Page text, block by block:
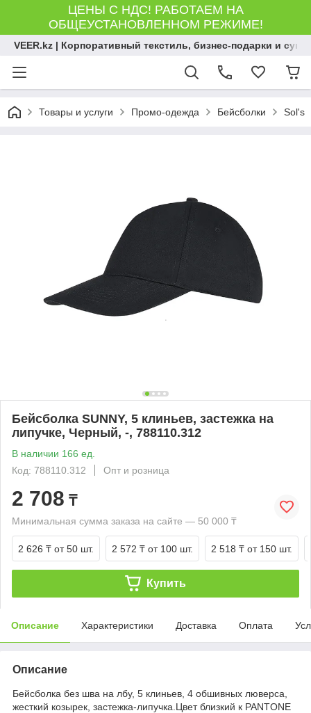
ЦЕНЫ С НДС! РАБОТАЕМ НА
ОБЩЕУСТАНОВЛЕННОМ РЕЖИМЕ!
VEER.kz | Корпоративный текстиль, бизнес-подарки и
Товары и услуги Промо-одежда Бейсболки Sol's
Бейсболка SUNNY, 5 клиньев, застежка на
липучке, Черный, -, 788110.312
В наличии 166 ед.
Код: 788110.312
Опт и розница
2 708 ₸
Минимальная сумма заказа на сайте — 50 000 ₸
2 626 ₸ от 50 шт. 2 572 ₸ от 100 шт. 2 518 ₸ от 150 шт.
Купить
Описание Характеристики Доставка Оплата
Описание
Бейсболка без шва на лбу, 5 клиньев, 4 обшивных люверса,
жесткий козырек, застежка-липучка.Цвет близкий к PANTONE